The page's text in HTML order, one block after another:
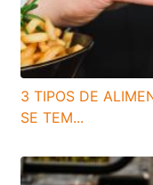
3 TIPOS DE
SE TEM...